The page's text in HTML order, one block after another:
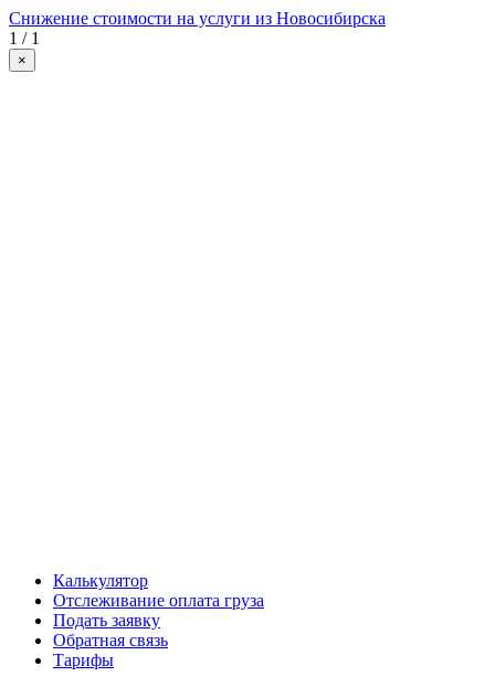
Снижение стоимости на услуги из Новосибирска
1 / 1
×
Калькулятор
Отслеживание оплата груза
Подать заявку
Обратная связь
Тарифы